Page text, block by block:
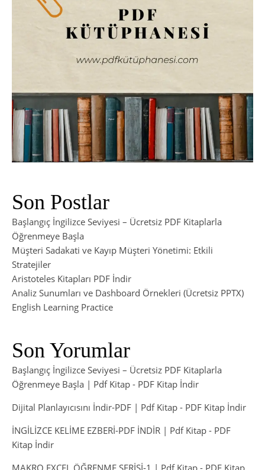
Son Postlar
Başlangıç İngilizce Seviyesi – Ücretsiz PDF Kitaplarla
Öğrenmeye Başla
Müşteri Sadakati ve Kayıp Müşteri Yönetimi: Etkili
Stratejiler
Aristoteles Kitapları PDF İndir
Analiz Sunumları ve Dashboard Örnekleri (Ücretsiz PPTX)
English Learning Practice
Son Yorumlar
Başlangıç İngilizce Seviyesi – Ücretsiz PDF Kitaplarla
Öğrenmeye Başla | Pdf Kitap - PDF Kitap İndir
Dijital Planlayıcısını İndir-PDF | Pdf Kitap - PDF Kitap İndir
İNGİLİZCE KELİME EZBERİ-PDF İNDİR | Pdf Kitap - PDF
Kitap İndir